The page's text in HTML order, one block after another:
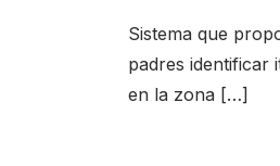
Sistema que
padres identificar
en la zona […]